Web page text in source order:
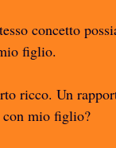
concetto
figlio.
ricco. Un
con mio figlio?